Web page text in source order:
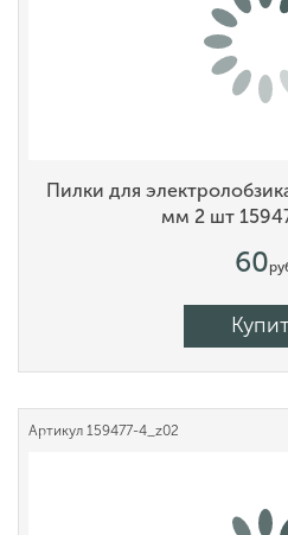
Пилки для
мм 2 шт
60
Артикул 159477-4_z02